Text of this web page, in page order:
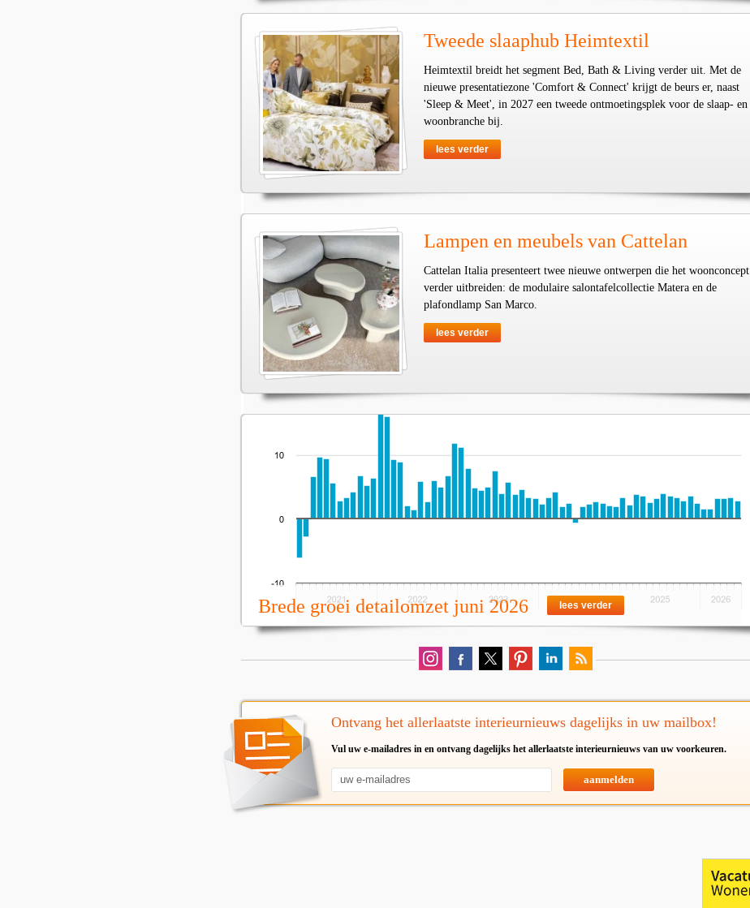
Tweede slaaphub Heimtextil
Heimtextil breidt het segment Bed, Bath & Living verder uit. Met de
nieuwe presentatiezone 'Comfort & Connect' krijgt de beurs er, naast
'Sleep & Meet', in 2027 een tweede ontmoetingsplek voor de slaap- en
woonbranche bij.
lees verder
Lampen en meubels van Cattelan
Cattelan Italia presenteert twee nieuwe ontwerpen die het woonconcept
verder uitbreiden: de modulaire salontafelcollectie Matera en de
plafondlamp San Marco.
lees verder
Brede groei detailomzet juni 2026 lees verder
Ontvang het allerlaatste interieurnieuws dagelijks in uw mailbox!
Vul uw e-mailadres in en ontvang dagelijks het allerlaatste interieurnieuws van uw voorkeuren.
aanmelden